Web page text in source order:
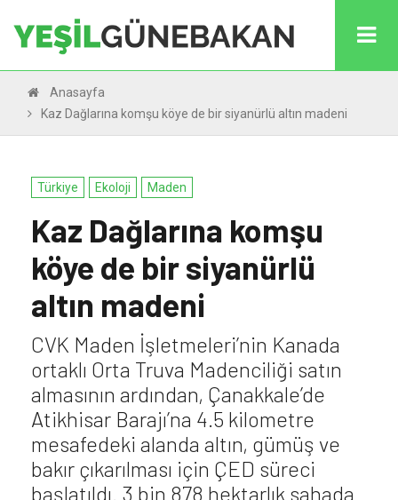
Anasayfa
Kaz Dağlarına komşu köye de bir siyanürlü altın madeni
Türkiye Ekoloji Maden
Kaz Dağlarına komşu
köye de bir siyanürlü
altın madeni
CVK Maden İşletmeleri’nin Kanada
ortaklı Orta Truva Madenciliği satın
almasının ardından, Çanakkale’de
Atikhisar Barajı’na 4.5 kilometre
mesafedeki alanda altın, gümüş ve
bakır çıkarılması için ÇED süreci
başlatıldı. 3 bin 878 hektarlık sahada